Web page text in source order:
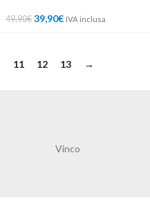
49,90€ 39,90€ IVA inclusa
11 12 13 →
Vinco